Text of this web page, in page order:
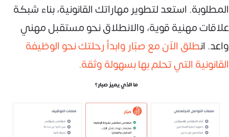
المطلوبة. استعد لتطوير مهاراتك القانونية، بناء شبكة
علاقات مهنية قوية، والانطلاق نحو مستقبل مهني
واعد. انطلق الآن مع صبّار وابدأ رحلتك نحو الوظيفة
القانونية التي تحلم بها بسهولة وثقة.